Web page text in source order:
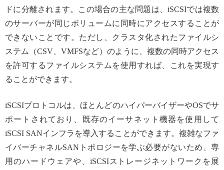
ドに分離されます。この場合の主な問題は、iSCSIでは複数
のサーバーが同じボリュームに同時にアクセスすることが
できないことです。ただし、クラスタ化されたファイルシ
ステム（CSV、VMFSなど）のように、複数の同時アクセス
を許可するファイルシステムを使用すれば、これを実現す
ることができます。
iSCSIプロトコルは、ほとんどのハイパーバイザーやOSでサ
ポートされており、既存のイーサネット機器を使用して
iSCSI SANインフラを導入することができます。複雑なファ
イバーチャネルSANトポロジーを学ぶ必要がないため、専
用のハードウェアや、iSCSIストレージネットワークを展